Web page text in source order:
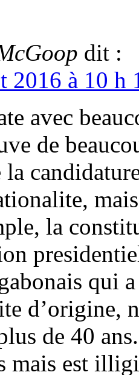
dit :
2016 à 10 h
avec
de
la
la
qui
d’origine,
de 40
mais est